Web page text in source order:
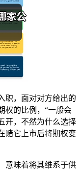
职，面对对方给出的
权的比例，“一般会
开，不然为什么选择
赌它上市后将期权变
意味着将其维系于供